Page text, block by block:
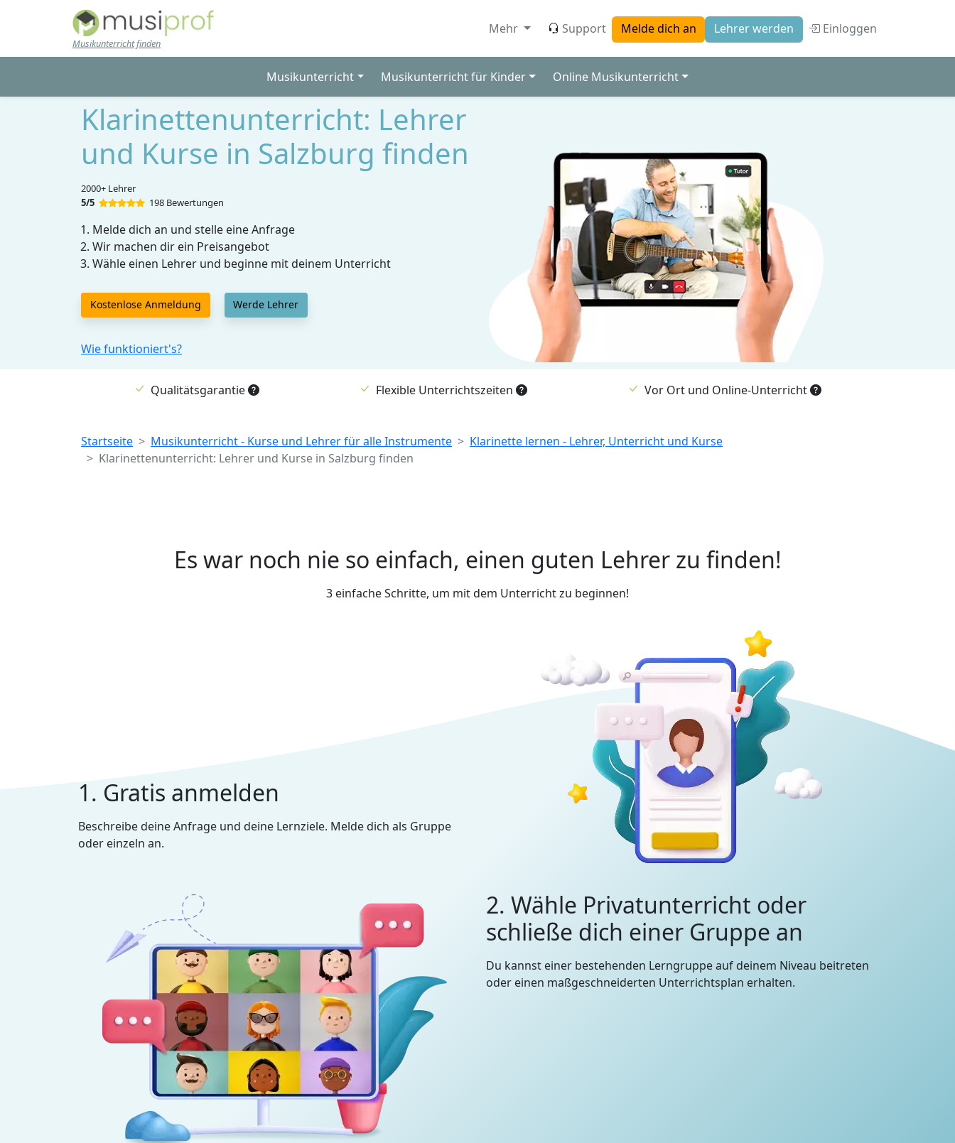
Skip to main content
Musikunterricht finden
Mehr Support Melde dich an Lehrer werden Einloggen
Musikunterricht Musikunterricht für Kinder Online Musikunterricht
Klarinettenunterricht: Lehrer
und Kurse in Salzburg finden
2000+ Lehrer
5/5
198 Bewertungen
Melde dich an und stelle eine Anfrage
Wir machen dir ein Preisangebot
Wähle einen Lehrer und beginne mit deinem Unterricht
Kostenlose Anmeldung Werde Lehrer
Wie funktioniert's?
Qualitätsgarantie Flexible Unterrichtszeiten Vor Ort und Online-Unterricht
Breadcrumb
Startseite Musikunterricht - Kurse und Lehrer für alle Instrumente
Klarinette lernen - Lehrer, Unterricht und Kurse
Klarinettenunterricht: Lehrer und Kurse in Salzburg finden
Es war noch nie so einfach, einen guten Lehrer zu finden!
3 einfache Schritte, um mit dem Unterricht zu beginnen!
1. Gratis anmelden
Beschreibe deine Anfrage und deine Lernziele. Melde dich als Gruppe
oder einzeln an.
2. Wähle Privatunterricht oder
schließe dich einer Gruppe an
Du kannst einer bestehenden Lerngruppe auf deinem Niveau beitreten
oder einen maßgeschneiderten Unterrichtsplan erhalten.